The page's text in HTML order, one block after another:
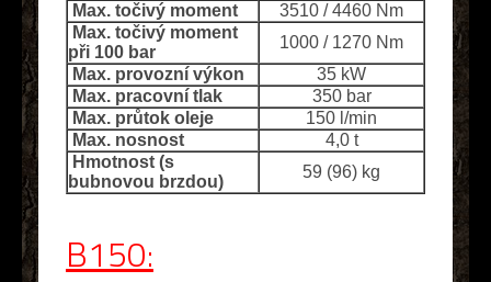
Max. točivý moment
3510 / 4460 Nm
Max. točivý moment
při 100 bar
1000 / 1270 Nm
Max. provozní výkon
35 kW
Max. pracovní tlak
350 bar
Max. průtok oleje
150 l/min
Max. nosnost
4,0 t
Hmotnost (s
bubnovou brzdou)
59 (96) kg
B150: